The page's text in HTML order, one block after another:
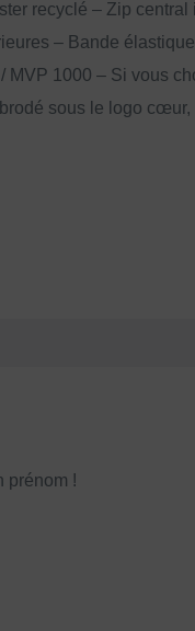
recyclé – Zip central
– Bande
MVP 1000 – Si vous
sous le logo cœur,
prénom !